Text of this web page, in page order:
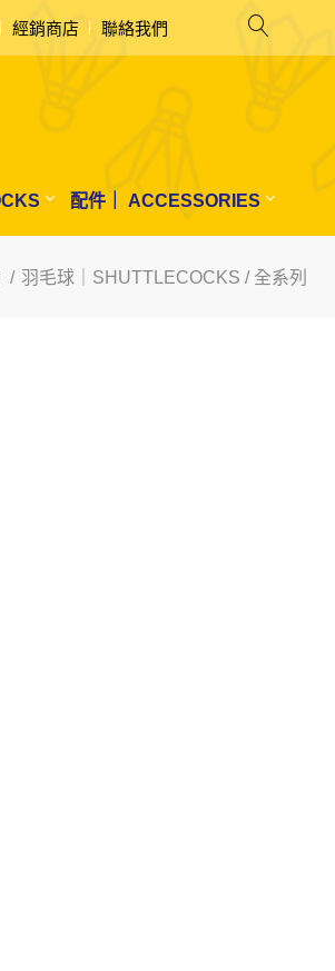
經銷商店 聯絡我們
配件｜ ACCESSORIES
羽毛球｜SHUTTLECOCKS / 全系列